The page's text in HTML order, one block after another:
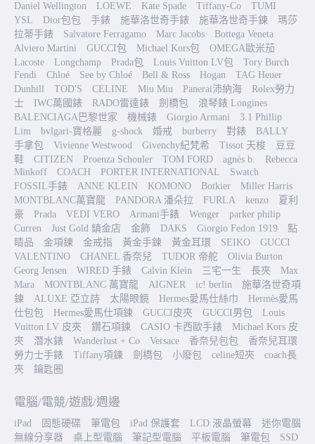
Daniel Wellington LOEWE Kate Spade Tiffany-Co
TUMI
YSL
Dior包包 手錶 施華洛世奇手錶 施華洛世奇手鍊
瑪莎
拉蒂手錶
Salvatore Ferragamo Marc Jacobs
Bottega Veneta
Alviero Martini
GUCCI包 Michael Kors包
OMEGA歐米茄
Lacoste
Longchamp Prada包 Louis Vuitton LV包
Tory Burch
Fendi
Chloé See by Chloé Bell & Ross Hogan
TAG Heuer
Dunhill
TOD'S CELINE Miu Miu Panerai沛納海
Rolex勞力
士
IWC萬國錶 RADO雷達錶 劍橋包
浪琴錶 Longines
BALENCIAGA巴黎世家
機械錶 Giorgio Armani
3.1 Phillip
Lim
bvlgari-寶格麗 g-shock 婚戒 burberry 對錶
BALLY
手拿包
Vivienne Westwood Givenchy紀梵希 Tissot 天梭
豆豆
鞋
CITIZEN Proenza Schouler TOM FORD agnès b.
Rebecca
Minkoff
COACH PORTER INTERNATIONAL
Swatch
FOSSIL手錶
ANNE KLEIN KOMONO Botkier
Miller Harris
MONTBLANC萬寶龍
PANDORA 潘朵拉 FURLA kenzo
夏利
豪
Prada VEDI VERO Armani手錶 Wenger
parker philip
Curren
Just Gold 鎮金店 金飾 DAKS Giorgio Fedon 1919
點
睛品
金項鍊 金戒指 黃金手鍊 黃金耳環 SEIKO
GUCCI
VALENTINO
CHANEL 香奈兒 TUDOR 帝舵
Olivia Burton
Georg Jensen
WIRED 手錶 Calvin Klein 三宅一生 長夾
Max
Mara
MONTBLANC 萬寶龍 AIGNER ic! berlin
施華洛世奇項
鍊
ALUXE 亞立詩 太陽眼鏡 Hermes愛馬仕絲巾
Hermès愛馬
仕包包
Hermes愛馬仕項鍊 GUCCI皮夾 GUCCI男包
Louis
Vuitton LV 皮夾
鑽石項鍊 CASIO 卡西歐手錶
Michael Kors 皮
夾
潛水錶 Wanderlust + Co Versace 香奈兒包包
香奈兒耳環
勞力士手錶
Tiffany項鍊 劍橋包 小廢包 celine短夾
coach長
夾
鑰匙圈
電腦/電競/遊戲/週邊
iPad 固態硬碟 筆電包 iPad 保護套 LCD 液晶螢幕
迷你電腦
無線分享器
桌上型電腦 筆記型電腦 平板電腦 筆電包
SSD